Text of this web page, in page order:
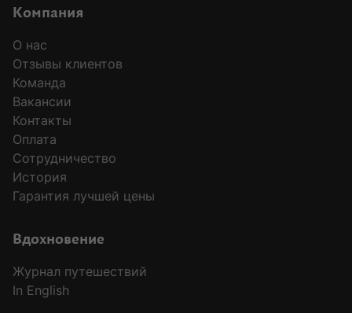
Компания
О нас
Отзывы клиентов
Команда
Вакансии
Контакты
Оплата
Сотрудничество
История
Гарантия лучшей цены
Вдохновение
Журнал путешествий
In English